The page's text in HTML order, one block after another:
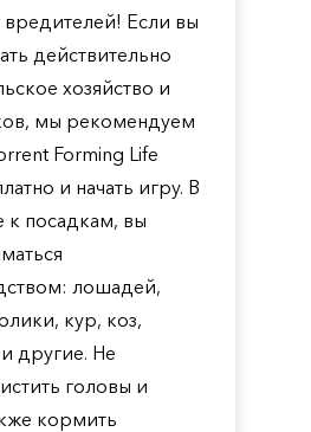
вредителей! Если вы
действительно
хозяйство и
мы рекомендуем
Forming Life
и начать игру. В
к посадкам, вы
лошадей,
кур, коз,
другие. Не
головы и
кормить